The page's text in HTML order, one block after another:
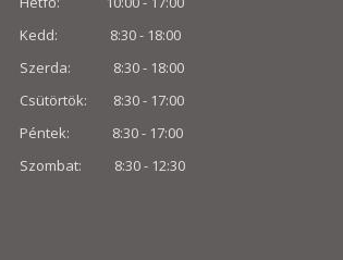
Kedd: 8:30 - 18:00
Szerda: 8:30 - 18:00
Csütörtök: 8:30 - 17:00
Péntek: 8:30 - 17:00
Szombat: 8:30 - 12:30